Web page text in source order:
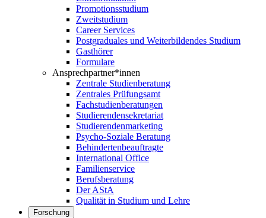
Promotionsstudium
Zweitstudium
Career Services
Postgraduales und Weiterbildendes Studium
Gasthörer
Formulare
Ansprechpartner*innen
Zentrale Studienberatung
Zentrales Prüfungsamt
Fachstudienberatungen
Studierendensekretariat
Studierendenmarketing
Psycho-Soziale Beratung
Behindertenbeauftragte
International Office
Familienservice
Berufsberatung
Der AStA
Qualität in Studium und Lehre
Forschung